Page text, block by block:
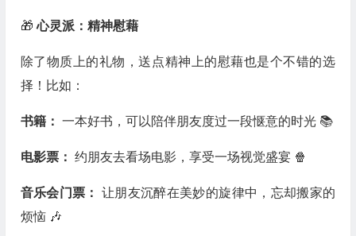
🎁心灵派：精神慰藉
除了物质上的礼物，送点精神上的慰藉也是个不错的选
择！比如：
书籍： 一本好书，可以陪伴朋友度过一段惬意的时光 📚
电影票： 约朋友去看场电影，享受一场视觉盛宴 🍿
音乐会门票：让朋友沉醉在美妙的旋律中，忘却搬家的
烦恼 🎶